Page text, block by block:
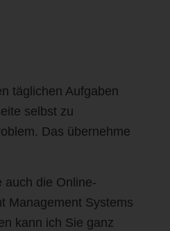
täglichen Aufgaben
selbst zu
Das übernehme
auch die Online-
Management Systems
kann ich Sie ganz